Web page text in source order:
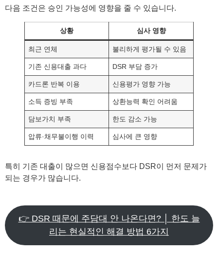
다음 조건은 승인 가능성에 영향을 줄 수 있습니다.
상황 심사 영향
최근 연체 불리하게 평가될 수 있음
기존 신용대출 과다 DSR 부담 증가
카드론 반복 이용 신용평가 영향 가능
소득 증빙 부족 상환능력 확인 어려움
담보가치 부족 한도 감소 가능
압류·채무불이행 이력 심사에 큰 영향
특히 기존 대출이 많으면 신용점수보다 DSR이 먼저 문제가
되는 경우가 많습니다.
👉 DSR 때문에 주담대 안 나온다면? │ 한도 늘
리는 현실적인 해결 방법 6가지